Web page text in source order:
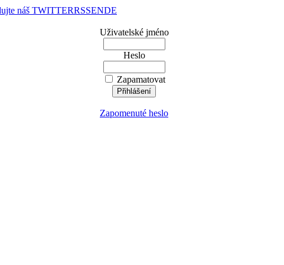
náš TWITTERRSSENDE
Uživatelské jméno
Heslo
Zapamatovat
Zapomenuté heslo